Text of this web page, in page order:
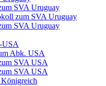
SVA Uruguay
zum SVA Uruguay
SVA Uruguay
USA
Abk. USA
SVA USA
SVA USA